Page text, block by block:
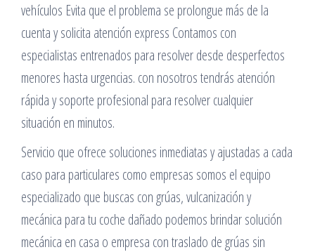
vehículos Evita que el problema se prolongue más de la
cuenta y solicita atención express Contamos con
especialistas entrenados para resolver desde desperfectos
menores hasta urgencias. con nosotros tendrás atención
rápida y soporte profesional para resolver cualquier
situación en minutos.
Servicio que ofrece soluciones inmediatas y ajustadas a cada
caso para particulares como empresas somos el equipo
especializado que buscas con grúas, vulcanización y
mecánica para tu coche dañado podemos brindar solución
mecánica en casa o empresa con traslado de grúas sin